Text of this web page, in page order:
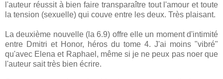
l'auteur réussit à bien faire transparaître tout l'amour et toute
la tension (sexuelle) qui couve entre les deux. Très plaisant.
La deuxième nouvelle (la 6.9) offre elle un moment d'intimité
entre Dmitri et Honor, héros du tome 4. J'ai moins "vibré"
qu'avec Elena et Raphael, même si je ne peux pas noer que
l'auteur sait très bien écrire.